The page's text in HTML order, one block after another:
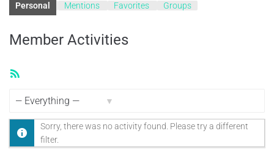
Personal Mentions Favorites Groups
Member Activities
Sorry, there was no activity found. Please try a different
filter.